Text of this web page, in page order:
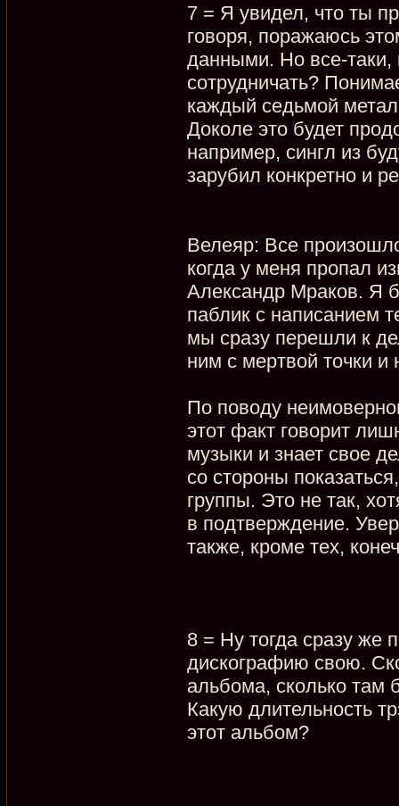
7 = Я увидел, что ты
говоря, поражаюсь
данными. Но все-таки,
сотрудничать?
каждый седьмой
Доколе это будет
например, сингл из
зарубил конкретно и
Велеяр: Все
когда у меня пропал
Александр Мраков. Я
паблик с написанием
мы сразу перешли к
ним с мертвой точки и
По поводу
этот факт говорит
музыки и знает свое
со стороны
группы. Это не так,
в подтверждение.
также, кроме тех,
8 = Ну тогда сразу же
дискографию свою.
альбома, сколько там
Какую длительность
этот альбом?